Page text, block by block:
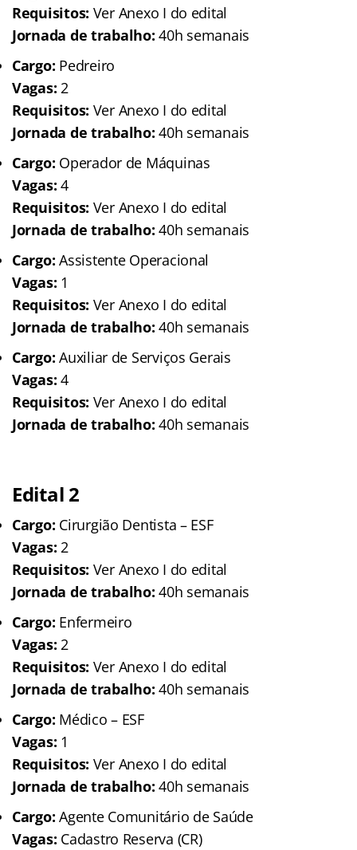
Requisitos: Ver Anexo I do edital
Jornada de trabalho: 40h semanais
Cargo: Pedreiro
Vagas: 2
Requisitos: Ver Anexo I do edital
Jornada de trabalho: 40h semanais
Cargo: Operador de Máquinas
Vagas: 4
Requisitos: Ver Anexo I do edital
Jornada de trabalho: 40h semanais
Cargo: Assistente Operacional
Vagas: 1
Requisitos: Ver Anexo I do edital
Jornada de trabalho: 40h semanais
Cargo: Auxiliar de Serviços Gerais
Vagas: 4
Requisitos: Ver Anexo I do edital
Jornada de trabalho: 40h semanais
Edital 2
Cargo: Cirurgião Dentista – ESF
Vagas: 2
Requisitos: Ver Anexo I do edital
Jornada de trabalho: 40h semanais
Cargo: Enfermeiro
Vagas: 2
Requisitos: Ver Anexo I do edital
Jornada de trabalho: 40h semanais
Cargo: Médico – ESF
Vagas: 1
Requisitos: Ver Anexo I do edital
Jornada de trabalho: 40h semanais
Cargo: Agente Comunitário de Saúde
Vagas: Cadastro Reserva (CR)